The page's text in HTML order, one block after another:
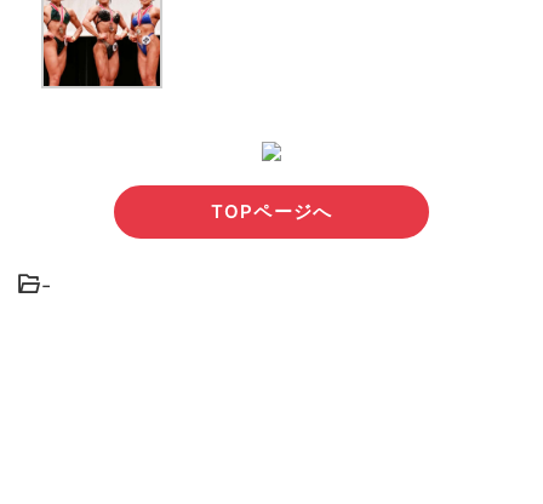
TOPページへ
-